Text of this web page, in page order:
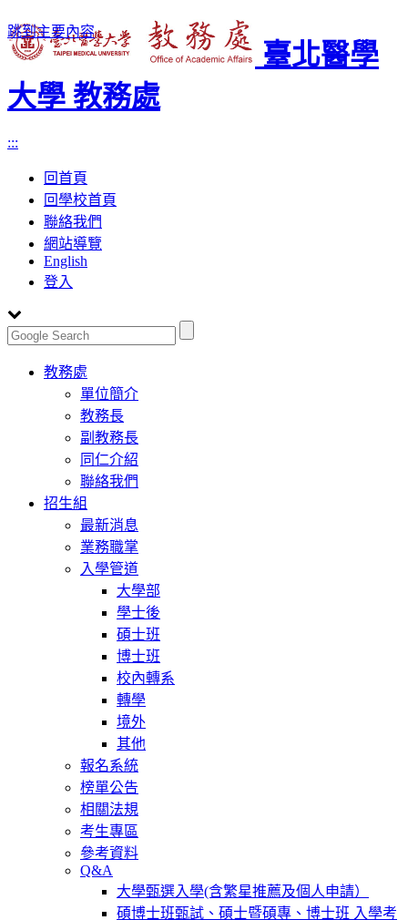
跳到主要內容
臺北醫學
大學 教務處
:::
回首頁
回學校首頁
聯絡我們
網站導覽
English
登入
Toggle
navigation
教務處
單位簡介
教務長
副教務長
同仁介紹
聯絡我們
招生組
最新消息
業務職掌
入學管道
大學部
學士後
碩士班
博士班
校內轉系
轉學
境外
其他
報名系統
榜單公告
相關法規
考生專區
參考資料
Q&A
大學甄選入學(含繁星推薦及個人申請）
碩博士班甄試、碩士暨碩專、博士班 入學考